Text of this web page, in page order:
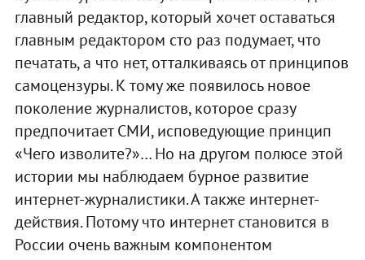
главный редактор, который хочет оставаться
главным редактором сто раз подумает, что
печатать, а что нет, отталкиваясь от принципов
самоцензуры. К тому же появилось новое
поколение журналистов, которое сразу
предпочитает СМИ, исповедующие принцип
«Чего изволите?»… Но на другом полюсе этой
истории мы наблюдаем бурное развитие
интернет-журналистики. А также интернет-
действия. Потому что интернет становится в
России очень важным компонентом